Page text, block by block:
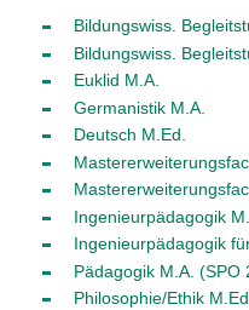
Bildungswiss.
Bildungswiss.
Euklid M.A.
Germanistik M.A.
Deutsch M.Ed.
Ingenieurpädagogik
Ingenieurpädagogik
Pädagogik M.A. (SPO
Philosophie/Ethik